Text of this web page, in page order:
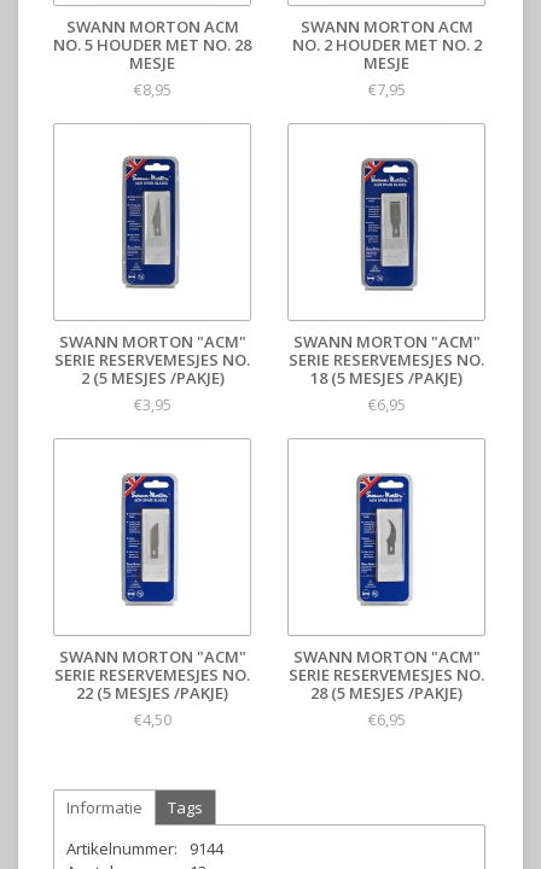
SWANN MORTON ACM
NO. 5 HOUDER MET NO. 28
MESJE
€8,95
SWANN MORTON ACM
NO. 2 HOUDER MET NO. 2
MESJE
€7,95
SWANN MORTON "ACM"
SERIE RESERVEMESJES NO.
2 (5 MESJES /PAKJE)
€3,95
SWANN MORTON "ACM"
SERIE RESERVEMESJES NO.
18 (5 MESJES /PAKJE)
€6,95
SWANN MORTON "ACM"
SERIE RESERVEMESJES NO.
22 (5 MESJES /PAKJE)
€4,50
SWANN MORTON "ACM"
SERIE RESERVEMESJES NO.
28 (5 MESJES /PAKJE)
€6,95
Informatie
Tags
Artikelnummer:
9144